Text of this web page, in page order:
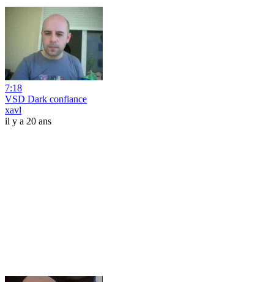
7:18
VSD Dark confiance
xavl
il y a 20 ans